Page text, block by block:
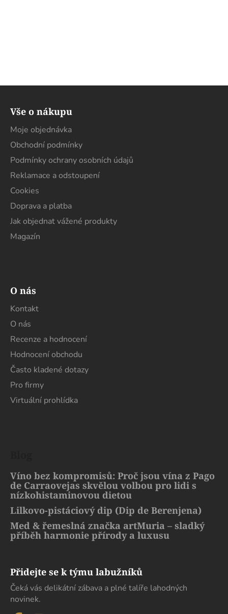
Vše o nákupu
Moje objednávka
Obchodní podmínky
Podmínky ochrany osobních údajů
Reklamace a odstoupení
Cookies
Doprava a platba
Jak objednat vážené produkty
Magazín
O nás
Kontakt
O nás
Recenze a hodnocení
Hodnocení obchodu
Často kladené dotazy
Pro firmy
Virtuální prohlídka
Víno bez kompromisů: Proč jsou vína z Pago
de Carraovejas skvělou volbou pro lidi s
nízkohistaminovou dietou
Lilkovo-pistáciový dip (Dip de Berenjena)
Med & řemeslná značka artMuria – sladký
příběh harmonie přírody a luxusu
Přidejte se k týmu labužníků
Čeká vás delikátní zábava a plné talíře lahodných
novinek.